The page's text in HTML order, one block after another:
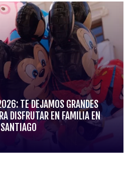
TE DEJAMOS GRANDES
DISFRUTAR EN FAMILIA EN
SANTIAGO